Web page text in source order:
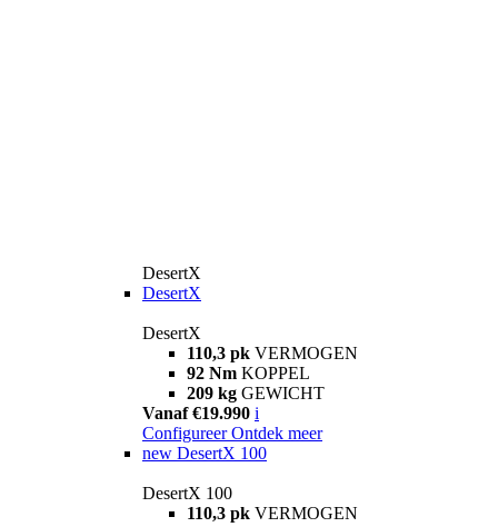
DesertX
DesertX
DesertX
110,3 pk VERMOGEN
92 Nm KOPPEL
209 kg GEWICHT
Vanaf €19.990 i
Configureer Ontdek meer
new DesertX 100
DesertX 100
110,3 pk VERMOGEN